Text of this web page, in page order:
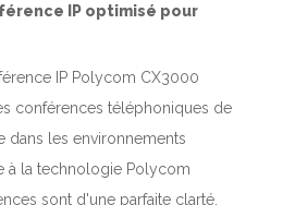
IP optimisé pour
IP Polycom CX3000
conférences téléphoniques de
dans les environnements
à la technologie Polycom
sont d'une parfaite clarté.